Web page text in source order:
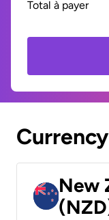
Total à payer
New